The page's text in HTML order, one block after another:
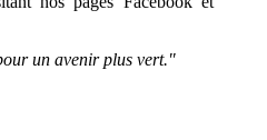
un avenir plus vert."